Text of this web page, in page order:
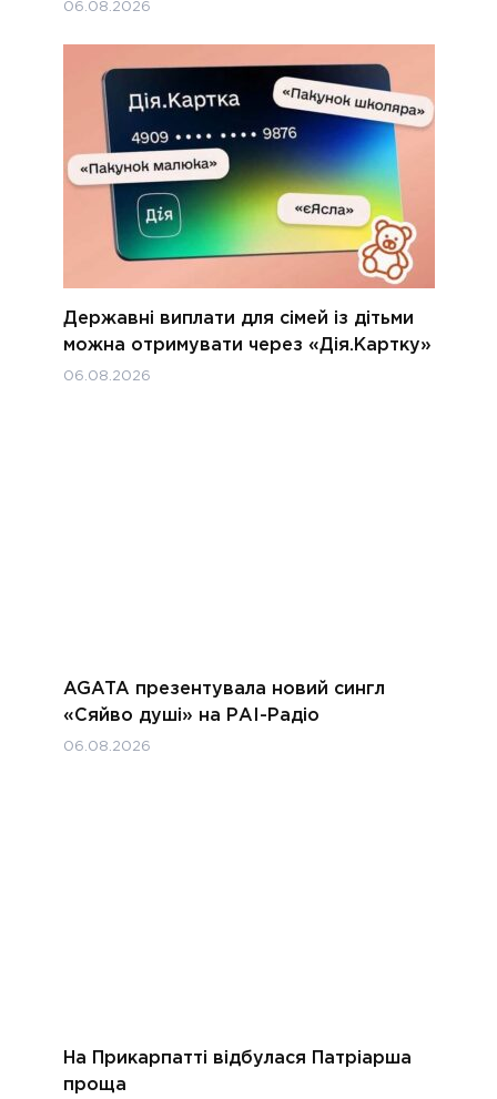
06.08.2026
Державні виплати для сімей із дітьми
можна отримувати через «Дія.Картку»
06.08.2026
AGATA презентувала новий сингл
«Сяйво душі» на РАІ-Радіо
06.08.2026
На Прикарпатті відбулася Патріарша
проща